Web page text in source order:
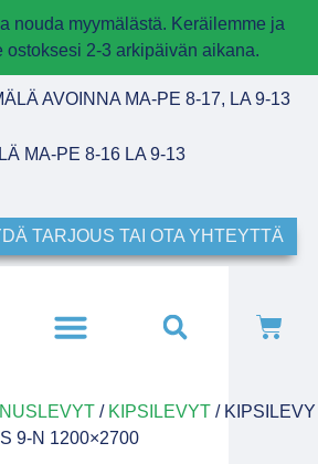
nouda myymälästä. Keräilemme ja
ostoksesi 2-3 arkipäivän aikana.
AVOINNA MA-PE 8-17, LA 9-13
MA-PE 8-16 LA 9-13
TARJOUS TAI OTA YHTEYTTÄ
/ KIPSILEVYT/ KIPSILEVY
9-N 1200×2700